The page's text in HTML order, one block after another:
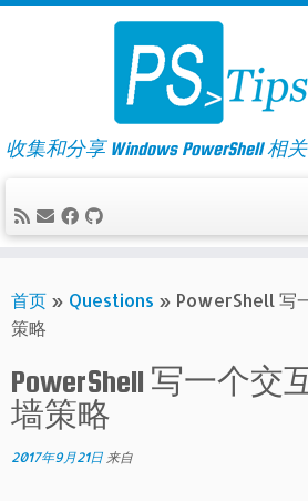
Skip
收集和分享 Windows PowerShell
首页 » Questions » PowerShell 写
策略
PowerShell 写一个交
墙策略
2017年9月21日 来自